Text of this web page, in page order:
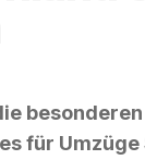
für